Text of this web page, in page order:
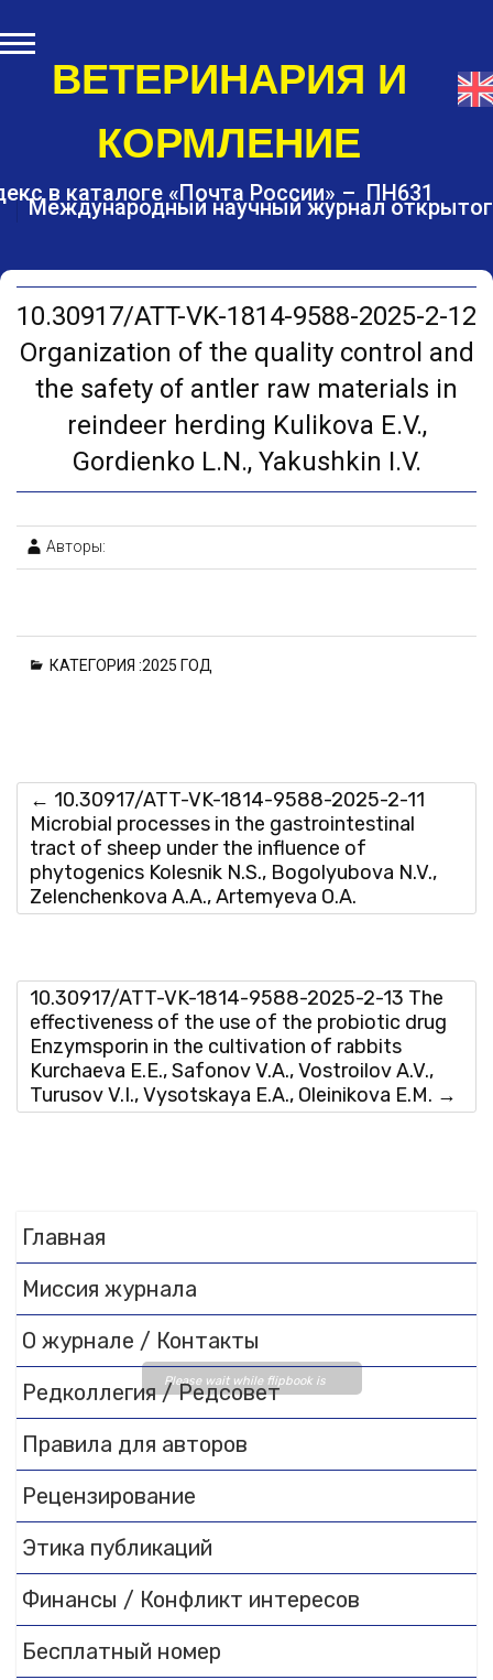
k
i
n
n
ВЕТЕРИНАРИЯ И
КОРМЛЕНИЕ
Международный научный журнал
в каталоге «Почта России» – ПН631
10.30917/ATT-VK-1814-9588-2025-2-12
Organization of the quality control and
the safety of antler raw materials in
reindeer herding Kulikova E.V.,
Gordienko L.N., Yakushkin I.V.
Авторы:
Please wait while flipbook is
loading. For more related info,
DearFlip WordPress
КАТЕГОРИЯ :2025 ГОД
← 10.30917/ATT-VK-1814-9588-2025-2-11
Microbial processes in the gastrointestinal
tract of sheep under the influence of
phytogenics Kolesnik N.S., Bogolyubova N.V.,
Zelenchenkova A.A., Artemyeva O.A.
10.30917/ATT-VK-1814-9588-2025-2-13 The
effectiveness of the use of the probiotic drug
Enzymsporin in the cultivation of rabbits
Kurchaeva E.E., Safonov V.A., Vostroilov A.V.,
Turusov V.I., Vysotskaya E.A., Oleinikova E.M. →
Главная
Миссия журнала
О журнале / Контакты
Редколлегия / Редсовет
Правила для авторов
Рецензирование
Этика публикаций
Финансы / Конфликт интересов
Бесплатный номер